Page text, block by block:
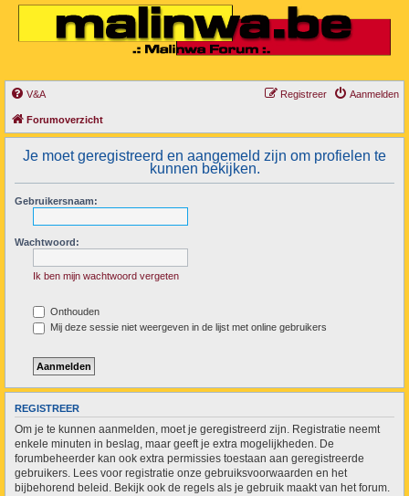
V&A Aanmelden
Registreer
Forumoverzicht
Je moet geregistreerd en aangemeld zijn om profielen te
kunnen bekijken.
Gebruikersnaam:
Wachtwoord:
Ik ben mijn wachtwoord vergeten
Onthouden
Mij deze sessie niet weergeven in de lijst met online gebruikers
REGISTREER
Om je te kunnen aanmelden, moet je geregistreerd zijn. Registratie neemt
enkele minuten in beslag, maar geeft je extra mogelijkheden. De
forumbeheerder kan ook extra permissies toestaan aan geregistreerde
gebruikers. Lees voor registratie onze gebruiksvoorwaarden en het
bijbehorend beleid. Bekijk ook de regels als je gebruik maakt van het forum.